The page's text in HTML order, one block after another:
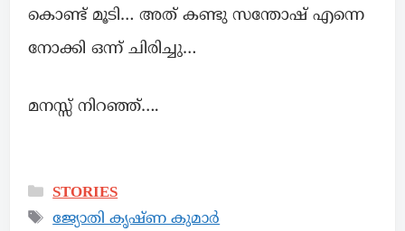
കൊണ്ട് മൂടി… അത് കണ്ടു സന്തോഷ്‌ എന്നെ
നോക്കി ഒന്ന് ചിരിച്ചു…
മനസ്സ് നിറഞ്ഞ്….
STORIES
ജ്യോതി കൃഷ്ണ കുമാർ